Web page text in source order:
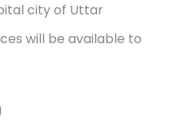
city of Uttar
will be available to